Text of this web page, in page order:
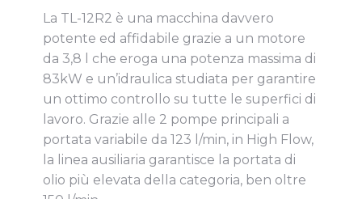
La TL-12R2 è una macchina davvero
potente ed affidabile grazie a un motore
da 3,8 l che eroga una potenza massima di
83kW e un’idraulica studiata per garantire
un ottimo controllo su tutte le superfici di
lavoro. Grazie alle 2 pompe principali a
portata variabile da 123 l/min, in High Flow,
la linea ausiliaria garantisce la portata di
olio più elevata della categoria, ben oltre